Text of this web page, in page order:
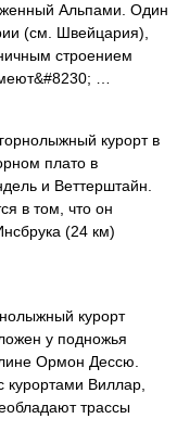
Альпами. Один
(см. Швейцария),
строением
…
курорт в
плато в
и Веттерштайн.
в том, что он
(24 км)
курорт
у подножья
Ормон Дессю.
курортами Виллар,
трассы